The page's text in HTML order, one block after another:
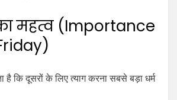
महत्व (Importance
है कि दूसरों के लिए त्याग करना सबसे बड़ा धर्म